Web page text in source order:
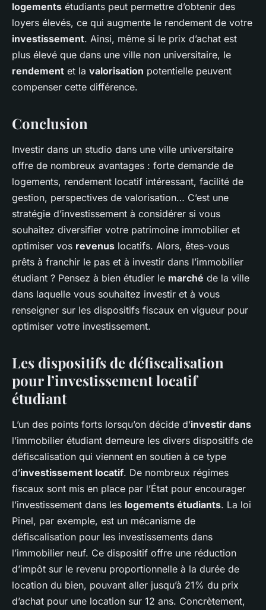
logements étudiants peut permettre d’obtenir des
loyers élevés, ce qui augmente le rendement de votre
investissement. Ainsi, même si le prix d’achat est
plus élevé que dans une ville non universitaire, le
rendement et la valorisation potentielle peuvent
compenser cette différence.
Conclusion
Investir dans un studio dans une ville universitaire
offre de nombreux avantages : forte demande de
logements, rendement locatif intéressant, facilité de
gestion, perspectives de valorisation… C’est une
stratégie d’investissement à considérer si vous
souhaitez diversifier votre patrimoine immobilier et
optimiser vos revenus locatifs. Alors, êtes-vous
prêts à franchir le pas et à investir dans l’immobilier
étudiant ? Pensez à bien étudier le marché de la ville
dans laquelle vous souhaitez investir et à vous
renseigner sur les dispositifs fiscaux en vigueur pour
optimiser votre investissement.
Les dispositifs de défiscalisation
pour l’investissement locatif
étudiant
L’un des points forts lorsqu’on décide d’investir dans
l’immobilier étudiant demeure les divers dispositifs de
défiscalisation qui viennent en soutien à ce type
d’investissement locatif. De nombreux régimes
fiscaux sont mis en place par l’État pour encourager
l’investissement dans les logements étudiants. La loi
Pinel, par exemple, est un mécanisme de
défiscalisation pour les investissements dans
l’immobilier neuf. Ce dispositif offre une réduction
d’impôt sur le revenu proportionnelle à la durée de
location du bien, pouvant aller jusqu’à 21% du prix
d’achat pour une location sur 12 ans. Concrètement,